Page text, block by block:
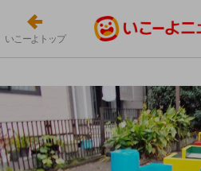
いこーよトップ